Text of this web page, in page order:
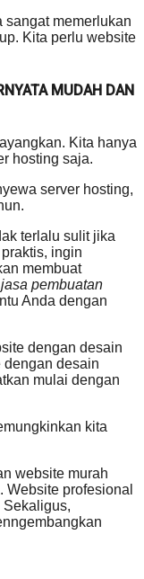
sangat memerlukan
Kita perlu website
MUDAH DAN
Kita hanya
hosting saja.
server hosting,
terlalu sulit jika
ingin
membuat
jasa pembuatan
Anda dengan
dengan desain
dengan desain
mulai dengan
kita
website murah
Website profesional
Sekaligus,